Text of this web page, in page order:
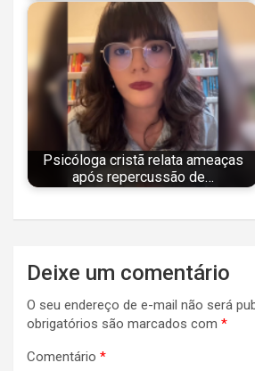
Psicóloga cristã relata ameaças
após repercussão de…
Navegação
de
Post
Deixe um comentário
O seu endereço de e-mail não será
obrigatórios são marcados com *
Comentário *